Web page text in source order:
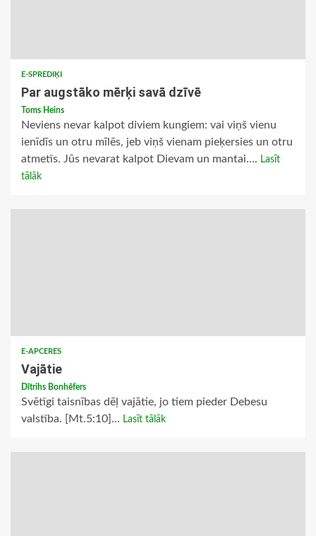
E-SPREDIĶI
Par augstāko mērķi savā dzīvē
Toms Heins
Neviens nevar kalpot diviem kungiem: vai viņš vienu
ienīdīs un otru mīlēs, jeb viņš vienam pieķersies un otru
atmetīs. Jūs nevarat kalpot Dievam un mantai.... Lasīt
tālāk
E-APCERES
Vajātie
Dītrihs Bonhēfers
Svētīgi taisnības dēļ vajātie, jo tiem pieder Debesu
valstība. [Mt.5:10]... Lasīt tālāk